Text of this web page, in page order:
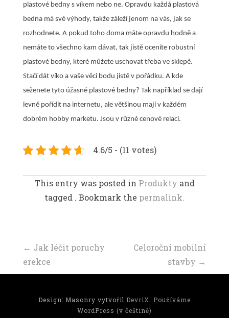
plastové bedny s víkem nebo ne. Opravdu každá plastová
bedna má své výhody, takže záleží jenom na vás, jak se
rozhodnete. A pokud toho doma máte opravdu hodně a
nemáte to všechno kam dávat, tak jistě oceníte robustní
plastové bedny, které můžete uschovat třeba ve sklepě.
Stačí dát víko a vaše věci bodu jistě v pořádku. A kde
seženete tyto úžasné plastové bedny? Tak například se dají
levně pořídit na internetu, ale většinou mají v každém
dobrém hobby marketu. Jsou v různé cenové relaci.
4.6/5 - (11 votes)
This entry was posted in Produkty and
tagged . Bookmark the permalink.
Navigace
příspěvku
← Jak léčit poruchy
erekce
Celoroční mobilní
stavby →
Design: Masonry vytvořil DevriX. Používáme
WordPress (v češtině)